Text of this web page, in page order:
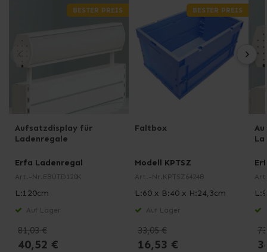
BESTER PREIS
Aufsatzdisplay für
Ladenregale
Erfa Ladenregal
Art.-Nr. EBUTD120K
L:120cm
Auf Lager
81,03 €
40,52 €
BESTER PREIS
Faltbox
Modell KPTSZ
Art.-Nr. KPTSZ6424B
L:60 x B:40 x H:24,3cm
Auf Lager
33,05 €
16,53 €